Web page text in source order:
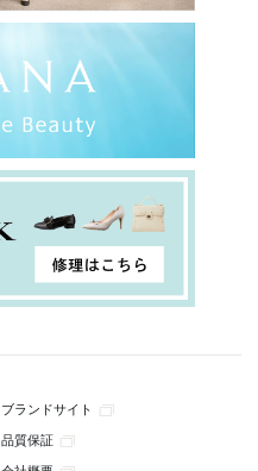
ブランドサイト
品質保証